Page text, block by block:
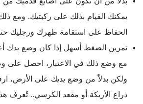
يمكنك القيام بذلك على ركبتيك. ومع
الحفاظ على استقامة ظهرك ورجليك
تمرين الضغط أسهل إذا كان وضع
مع وضع ذلك في الاعتبار، احصل
ولكن بدلاً من وضع يديك على الأرض،
ذراع الأريكة أو مقعد الكرسي.. تُعرف